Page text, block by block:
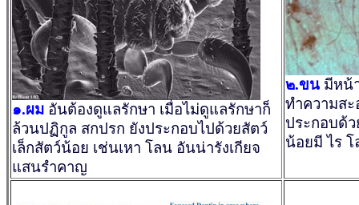
๑.ผมอันต้องดูแลรักษา เมื่อไม่ดูแลรักษาก็
ล้วนปฏิกูล สกปรก ยังประกอบไปด้วยสัตว์
เล็กสัตว์น้อย เช่นเหา โลน อันน่ารังเกียจ
แสนรำคาญ
๒.ขนมีหน้
ทำความสะ
ประกอบด้ว
น้อยมี ไร โ